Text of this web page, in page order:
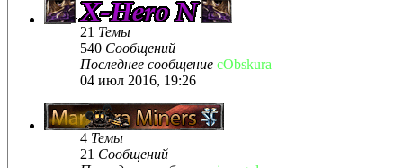
21 Темы
540 Сообщений
Последнее сообщение cObskura
04 июл 2016, 19:26
4 Темы
21 Сообщений